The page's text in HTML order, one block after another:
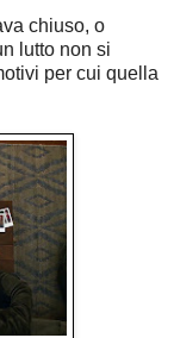
chiuso, o
lutto non si
per cui quella